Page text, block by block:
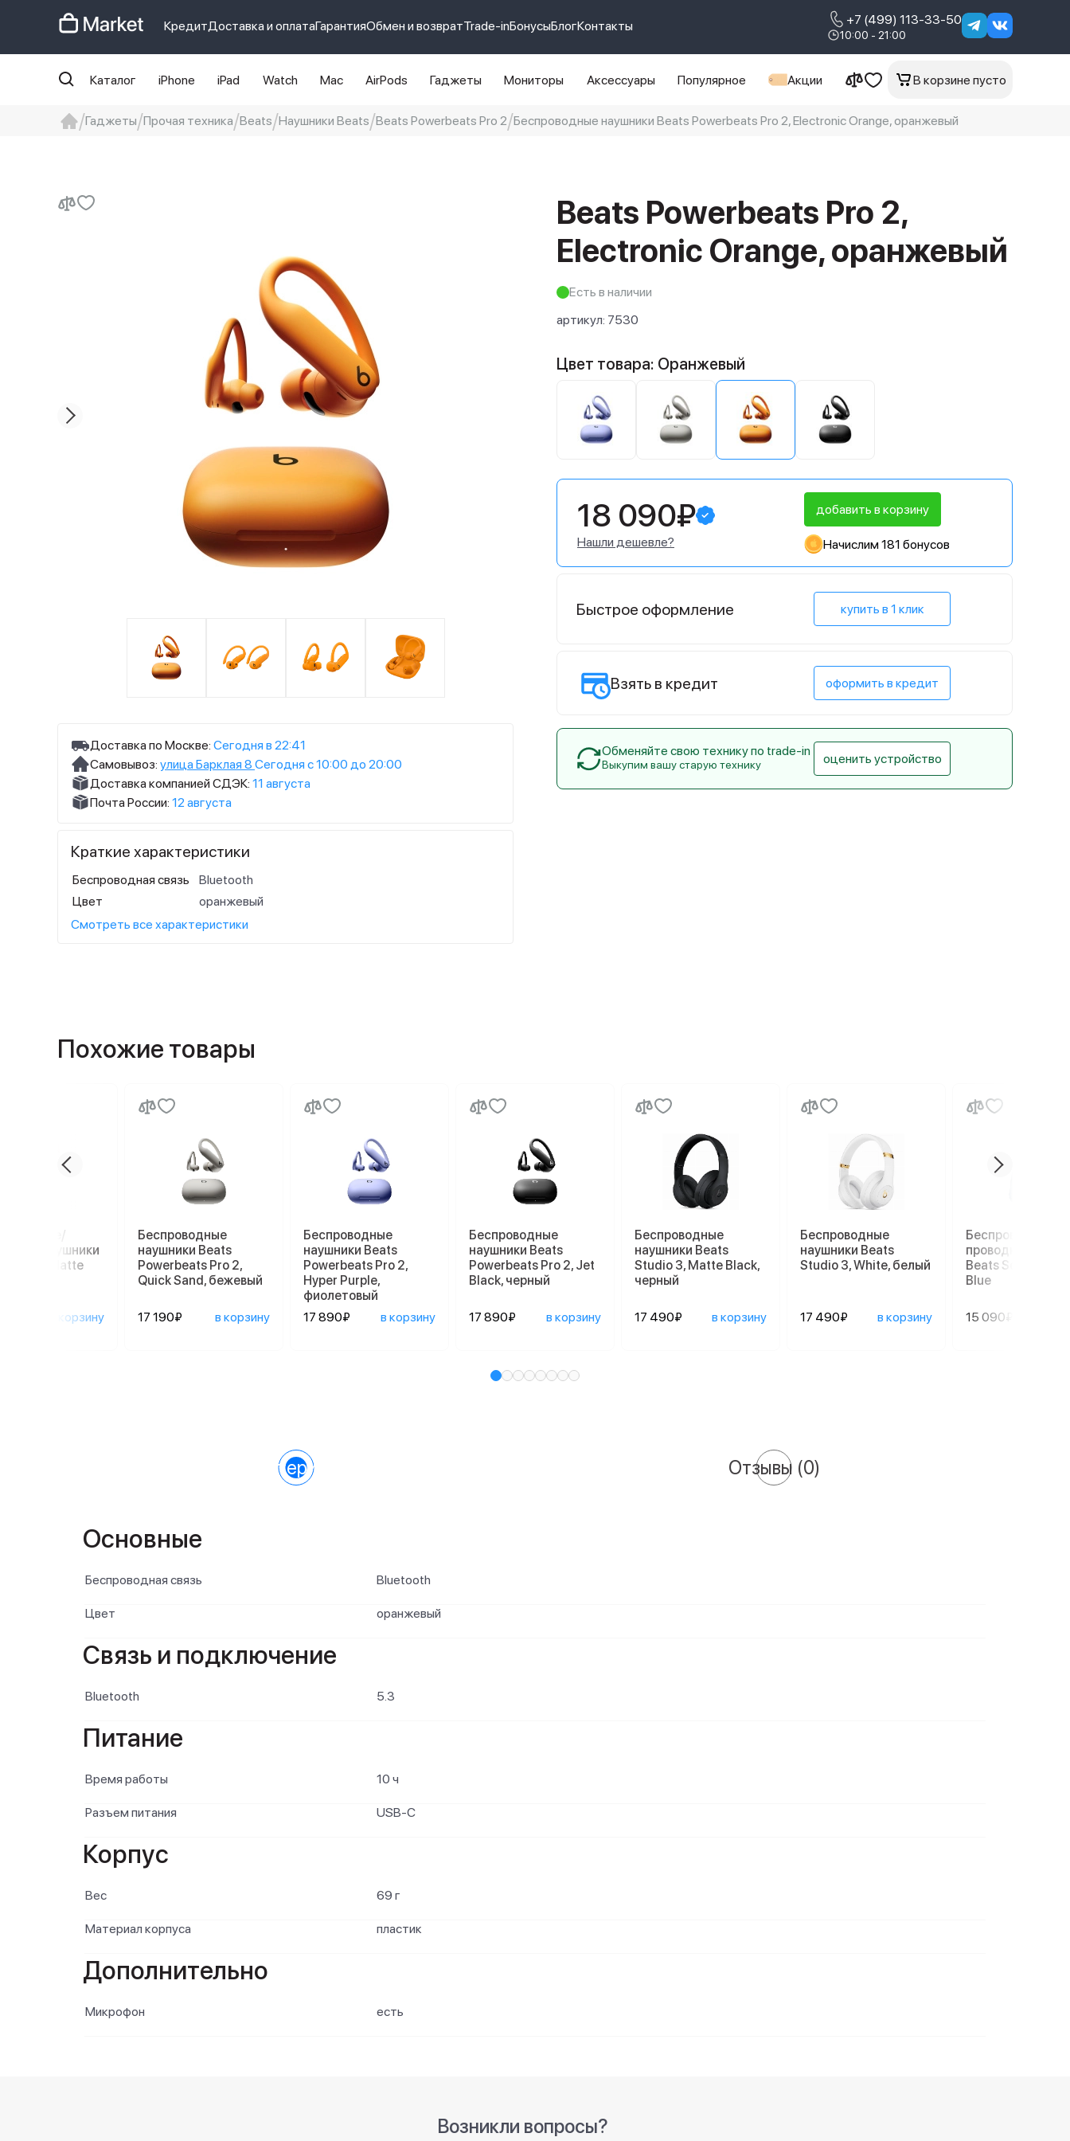
КредитДоставка и оплатаГарантияОбмен и возвратTrade-inБонусыБлогКонтакты +7 (499) 113-33-50
10:00 - 21:00
Каталог iPhone iPad Watch Mac AirPods Гаджеты Мониторы Аксессуары Популярное Акции В корзине пусто
Гаджеты Прочая техника Beats Наушники Beats Beats Powerbeats Pro 2 Беспроводные наушники Beats Powerbeats Pro 2, Electronic Orange, оранжевый
Beats Powerbeats Pro 2,
Electronic Orange, оранжевый
Есть в наличии
артикул: 7530
Доставка по Москве: Сегодня в 22:41
Самовывоз: улица Барклая 8 Сегодня с 10:00 до 20:00
Доставка компанией СДЭК: 11 августа
Почта России: 12 августа
Краткие характеристики
Беспроводная связь
Bluetooth
Цвет
оранжевый
Смотреть все характеристики
Цвет товара: Оранжевый
18 090₽
Нашли дешевле?
добавить в корзину
Начислим 181 бонусов
Быстрое оформление купить в 1 клик
Взять в кредит оформить в кредит
Обменяйте свою технику по trade-in
Выкупим вашу старую технику оценить устройство
Похожие товары
наушники
Solo 4, Matte
в корзину
Беспроводные
наушники Beats
Powerbeats Pro 2,
Quick Sand, бежевый
17 190₽ в корзину
Беспроводные
наушники Beats
Powerbeats Pro 2,
Hyper Purple,
фиолетовый
17 890₽
в корзину
Беспроводные
наушники Beats
Powerbeats Pro 2, Jet
Black, черный
17 890₽ в корзину
Беспроводные
наушники Beats
Studio 3, Matte Black,
черный
17 490₽ в корзину
Беспроводные
наушники Beats
Studio 3, White, белый
17 490₽ в корзину
Беспроводные/
проводные
Beats Solo 4,
Blue
15 090₽
Характеристики Отзывы (0)
Основные
Беспроводная связь Bluetooth
Цвет оранжевый
Связь и подключение
Bluetooth 5.3
Питание
Время работы 10 ч
Разъем питания USB-C
Корпус
Вес 69 г
Материал корпуса пластик
Дополнительно
Микрофон есть
Возникли вопросы?